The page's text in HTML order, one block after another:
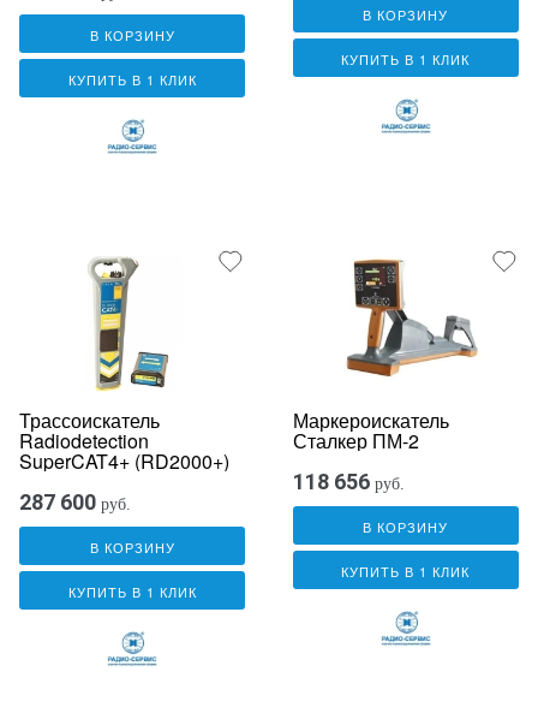
В КОРЗИНУ
КУПИТЬ В 1 КЛИК
В КОРЗИНУ
КУПИТЬ В 1 КЛИК
Трассоискатель
Radiodetection
SuperCAT4+ (RD2000+)
287 600 руб.
В КОРЗИНУ
КУПИТЬ В 1 КЛИК
Маркероискатель
Сталкер ПМ-2
118 656 руб.
В КОРЗИНУ
КУПИТЬ В 1 КЛИК